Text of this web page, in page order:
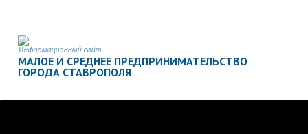
Информационный сайт
МАЛОЕ И СРЕДНЕЕ ПРЕДПРИНИМАТЕЛЬСТВО
ГОРОДА СТАВРОПОЛЯ